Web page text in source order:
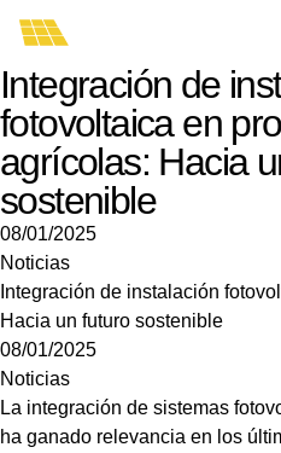
Integración de
fotovoltaica en
agrícolas: Hacia
sostenible
08/01/2025
Noticias
Integración de instalación
Hacia un futuro sostenible
08/01/2025
Noticias
La integración de sistemas
ha ganado relevancia en los